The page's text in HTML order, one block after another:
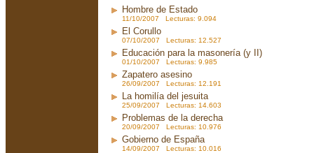
Hombre de Estado
11/10/2007 Lecturas: 9.094
El Corullo
07/10/2007 Lecturas: 12.527
Educación para la masonería (y II)
01/10/2007 Lecturas: 9.985
Zapatero asesino
26/09/2007 Lecturas: 12.191
La homilía del jesuita
25/09/2007 Lecturas: 14.603
Problemas de la derecha
20/09/2007 Lecturas: 10.976
Gobierno de España
14/09/2007 Lecturas: 10.016